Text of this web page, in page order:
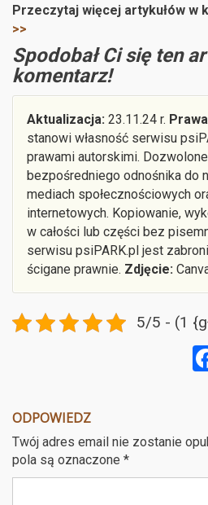
Przeczytaj więcej artykułów w
>>
Spodobał Ci się ten
komentarz!
Aktualizacja: 23.11.24 r.
stanowi własność serwisu
prawami autorskimi.
bezpośredniego odnośnika do
mediach społecznościowych
internetowych. Kopiowanie,
w całości lub części bez
serwisu psiPARK.pl jest
ścigane prawnie. Zdjęcie:
5/5 - (1
ODPOWIEDZ
Twój adres email nie zostanie
pola są oznaczone *